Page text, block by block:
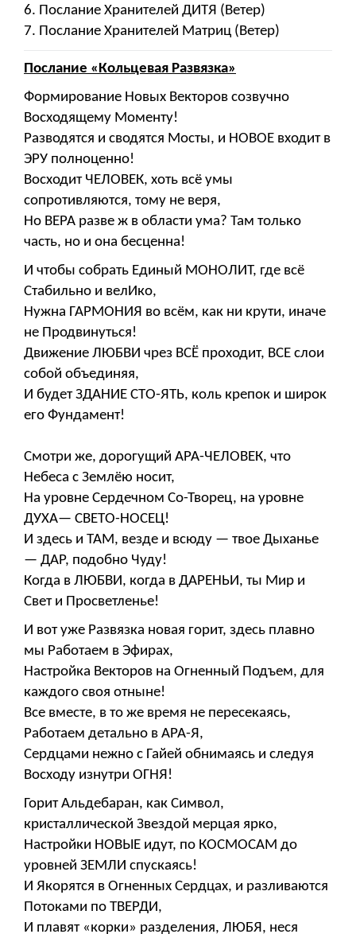
6. Послание Хранителей ДИТЯ (Ветер)
7. Послание Хранителей Матриц (Ветер)
Послание «Кольцевая Развязка»
Формирование Новых Векторов созвучно
Восходящему Моменту!
Разводятся и сводятся Мосты, и НОВОЕ входит в
ЭРУ полноценно!
Восходит ЧЕЛОВЕК, хоть всё умы
сопротивляются, тому не веря,
Но ВЕРА разве ж в области ума? Там только
часть, но и она бесценна!
И чтобы собрать Единый МОНОЛИТ, где всё
Стабильно и велИко,
Нужна ГАРМОНИЯ во всём, как ни крути, иначе
не Продвинуться!
Движение ЛЮБВИ чрез ВСЁ проходит, ВСЕ слои
собой объединяя,
И будет ЗДАНИЕ СТО-ЯТЬ, коль крепок и широк
его Фундамент!
Смотри же, дорогущий АРА-ЧЕЛОВЕК, что
Небеса с Землёю носит,
На уровне Сердечном Со-Творец, на уровне
ДУХА— СВЕТО-НОСЕЦ!
И здесь и ТАМ, везде и всюду — твое Дыханье
— ДАР, подобно Чуду!
Когда в ЛЮБВИ, когда в ДАРЕНЬИ, ты Мир и
Свет и Просветленье!
И вот уже Развязка новая горит, здесь плавно
мы Работаем в Эфирах,
Настройка Векторов на Огненный Подъем, для
каждого своя отныне!
Все вместе, в то же время не пересекаясь,
Работаем детально в АРА-Я,
Сердцами нежно с Гайей обнимаясь и следуя
Восходу изнутри ОГНЯ!
Горит Альдебаран, как Символ,
кристаллической Звездой мерцая ярко,
Настройки НОВЫЕ идут, по КОСМОСАМ до
уровней ЗЕМЛИ спускаясь!
И Якорятся в Огненных Сердцах, и разливаются
Потоками по ТВЕРДИ,
И плавят «корки» разделения, ЛЮБЯ, неся